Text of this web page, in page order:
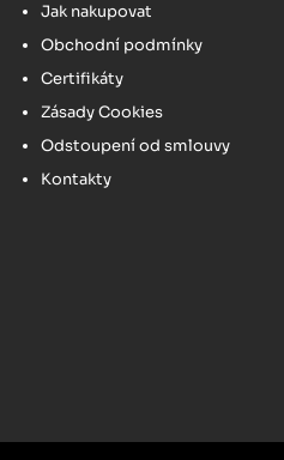
Jak nakupovat
Obchodní podmínky
Certifikáty
Zásady Cookies
Odstoupení od smlouvy
Kontakty